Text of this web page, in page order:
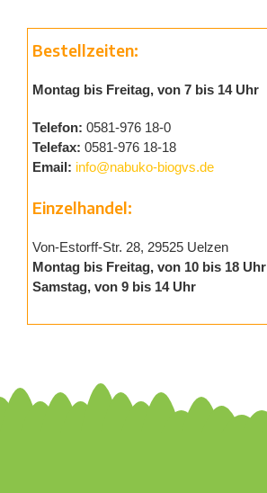
Bestellzeiten:
Montag bis Freitag, von 7 bis 14 Uhr
Telefon: 0581-976 18-0
Telefax: 0581-976 18-18
Email: info@nabuko-biogvs.de
Einzelhandel:
Von-Estorff-Str. 28, 29525 Uelzen
Montag bis Freitag, von 10 bis 18 Uhr
Samstag, von 9 bis 14 Uhr